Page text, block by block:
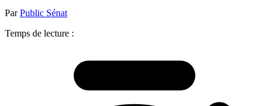
ParPublic Sénat
Temps de lecture :